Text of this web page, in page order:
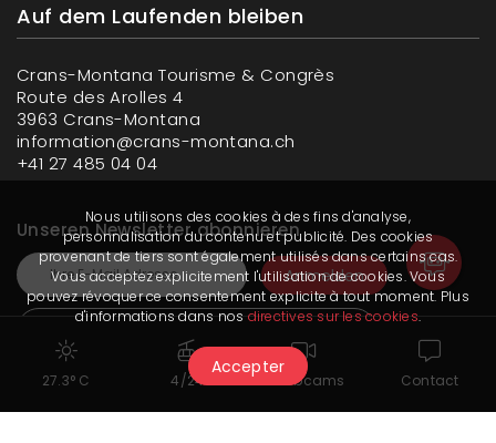
Auf dem Laufenden bleiben
Crans-Montana Tourisme & Congrès
Route des Arolles 4
3963 Crans-Montana
information@crans-montana.ch
+41 27 485 04 04
Unseren Newsletter abonnieren
Lesen Sie unseren letzten Newsletter
Folgen Sie uns
27.3° C 4/24 Webcams Contact
Nous utilisons des cookies à des fins d'analyse,
personnalisation du contenu et publicité. Des cookies
provenant de tiers sont également utilisés dans certains cas.
Vous acceptez explicitement l'utilisation de cookies. Vous
pouvez révoquer ce consentement explicite à tout moment. Plus
d'informations dans nos directives sur les cookies.
Accepter